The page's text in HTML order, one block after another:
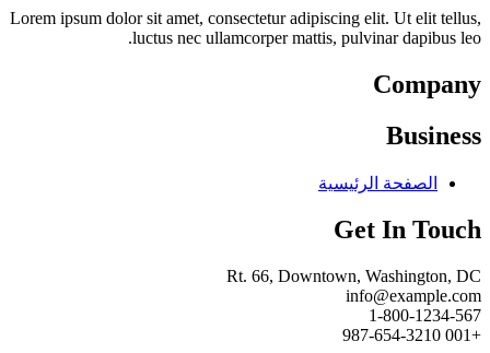
Lorem ipsum dolor sit amet, consectetur adipiscing elit. Ut elit tellus,
luctus nec ullamcorper mattis, pulvinar dapibus leo.
Company
Business
الصفحة الرئيسية
Get In Touch
Rt. 66, Downtown, Washington, DC
info@example.com​
1-800-1234-567
+001 987-654-3210